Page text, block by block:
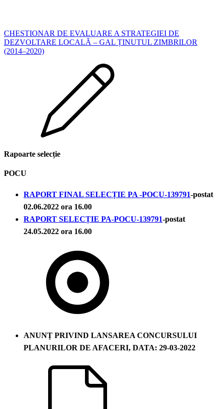
CHESTIONAR DE EVALUARE A STRATEGIEI DE
DEZVOLTARE LOCALĂ – GAL ȚINUTUL ZIMBRILOR
(2014–2020)
Rapoarte selecție
POCU
RAPORT FINAL SELECȚIE PA -POCU-139791-postat
02.06.2022 ora 16.00
RAPORT SELECȚIE PA-POCU-139791-postat
24.05.2022 ora 16.00
ANUNȚ PRIVIND LANSAREA CONCURSULUI
PLANURILOR DE AFACERI, DATA: 29-03-2022